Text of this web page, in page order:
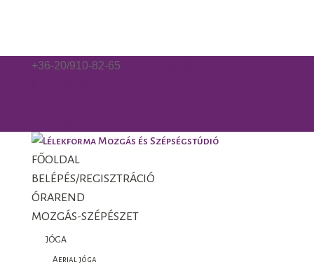
+36-20/910-82-65
FŐOLDAL
BELÉPÉS/REGISZTRÁCIÓ
ÓRAREND
MOZGÁS-SZÉPÉSZET
JÓGA
Aerial jóga